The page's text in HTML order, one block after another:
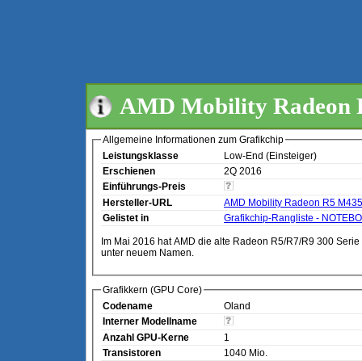
AMD Mobility Radeon
Allgemeine Informationen zum Grafikchip
Leistungsklasse
Low-End (Einsteiger)
Erschienen
2Q 2016
Einführungs-Preis
Hersteller-URL
AMD Mobility Radeon R5 M435
Gelistet in
Grafikchip-Rangliste -
Im Mai 2016 hat AMD die alte Radeon R5/R7/R9 300
unter neuem Namen.
Grafikkern (GPU Core)
Codename
Oland
Interner Modellname
Anzahl GPU-Kerne
1
Transistoren
1040 Mio.